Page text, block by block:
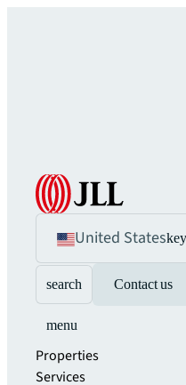
United States
search Contact us
menu
Properties
Services